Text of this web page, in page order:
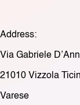
Address:
Via Gabriele
21010 Vizzola
Varese